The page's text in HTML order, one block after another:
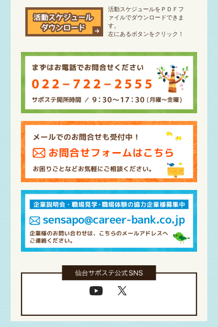
活動スケジュールをＰＤＦフ
ァイルでダウンロードできま
す。
左にあるボタンをクリック！